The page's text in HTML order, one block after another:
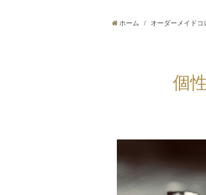
ホーム オーダーメイドコ
個